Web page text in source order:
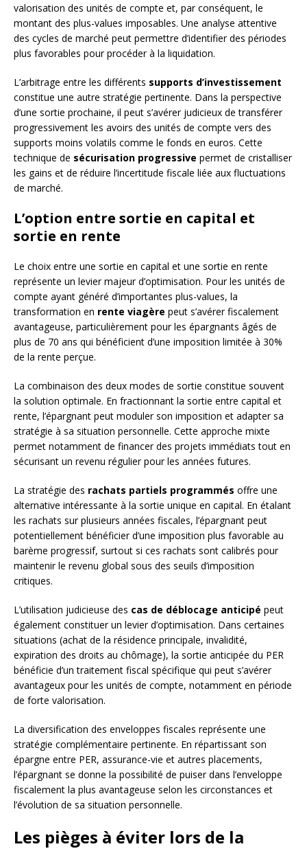
valorisation des unités de compte et, par conséquent, le
montant des plus-values imposables. Une analyse attentive
des cycles de marché peut permettre d’identifier des périodes
plus favorables pour procéder à la liquidation.
L’arbitrage entre les différents supports d’investissement
constitue une autre stratégie pertinente. Dans la perspective
d’une sortie prochaine, il peut s’avérer judicieux de transférer
progressivement les avoirs des unités de compte vers des
supports moins volatils comme le fonds en euros. Cette
technique de sécurisation progressive permet de cristalliser
les gains et de réduire l’incertitude fiscale liée aux fluctuations
de marché.
L’option entre sortie en capital et
sortie en rente
Le choix entre une sortie en capital et une sortie en rente
représente un levier majeur d’optimisation. Pour les unités de
compte ayant généré d’importantes plus-values, la
transformation en rente viagère peut s’avérer fiscalement
avantageuse, particulièrement pour les épargnants âgés de
plus de 70 ans qui bénéficient d’une imposition limitée à 30%
de la rente perçue.
La combinaison des deux modes de sortie constitue souvent
la solution optimale. En fractionnant la sortie entre capital et
rente, l’épargnant peut moduler son imposition et adapter sa
stratégie à sa situation personnelle. Cette approche mixte
permet notamment de financer des projets immédiats tout en
sécurisant un revenu régulier pour les années futures.
La stratégie des rachats partiels programmés offre une
alternative intéressante à la sortie unique en capital. En étalant
les rachats sur plusieurs années fiscales, l’épargnant peut
potentiellement bénéficier d’une imposition plus favorable au
barème progressif, surtout si ces rachats sont calibrés pour
maintenir le revenu global sous des seuils d’imposition
critiques.
L’utilisation judicieuse des cas de déblocage anticipé peut
également constituer un levier d’optimisation. Dans certaines
situations (achat de la résidence principale, invalidité,
expiration des droits au chômage), la sortie anticipée du PER
bénéficie d’un traitement fiscal spécifique qui peut s’avérer
avantageux pour les unités de compte, notamment en période
de forte valorisation.
La diversification des enveloppes fiscales représente une
stratégie complémentaire pertinente. En répartissant son
épargne entre PER, assurance-vie et autres placements,
l’épargnant se donne la possibilité de puiser dans l’enveloppe
fiscalement la plus avantageuse selon les circonstances et
l’évolution de sa situation personnelle.
Les pièges à éviter lors de la